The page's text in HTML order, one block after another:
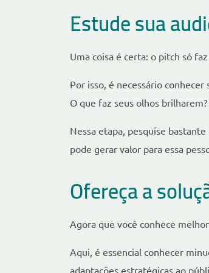
Estude sua
Uma coisa é certa: o pitch só
Por isso, é necessário
O que faz seus olhos brilharem?
Nessa etapa, pesquise
pode gerar valor para essa
Ofereça a
Agora que você conhece
Aqui, é essencial conhecer
adaptações estratégicas ao